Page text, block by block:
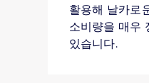
활용해 날카로
소비량을 매우
있습니다.